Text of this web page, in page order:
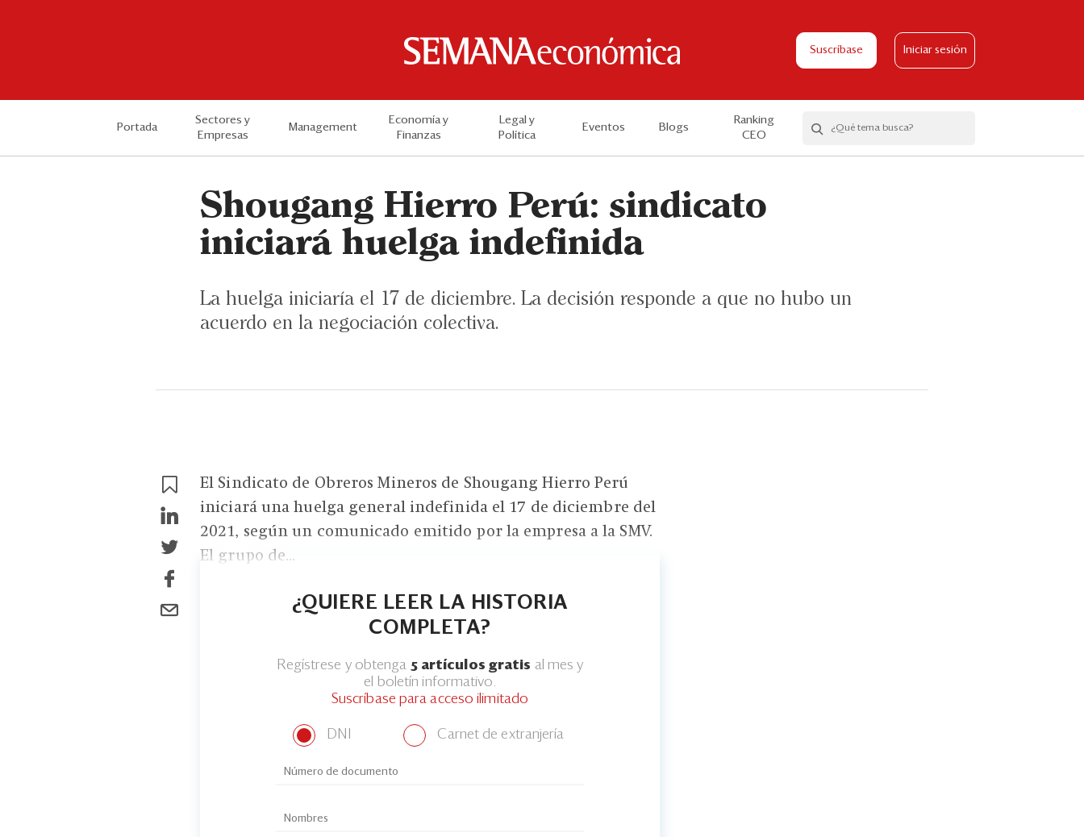
Suscríbase Iniciar sesión
Portada
Sectores y
Empresas
Management
Economía y
Finanzas
Legal y
Política
Eventos Blogs
Ranking
CEO
Shougang Hierro Perú: sindicato
iniciará huelga indefinida
La huelga iniciaría el 17 de diciembre. La decisión responde a que no hubo un
acuerdo en la negociación colectiva.
El Sindicato de Obreros Mineros de Shougang Hierro Perú
iniciará una huelga general indefinida el 17 de diciembre del
2021, según un comunicado emitido por la empresa a la SMV.
El grupo de...
¿QUIERE LEER LA HISTORIA
COMPLETA?
Regístrese y obtenga 5 artículos gratis al mes y
el boletín informativo.
Suscríbase para acceso ilimitado
DNI Carnet de extranjería